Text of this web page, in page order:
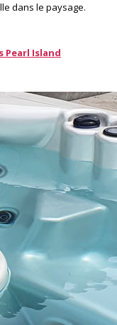
dans le paysage.
Pearl Island